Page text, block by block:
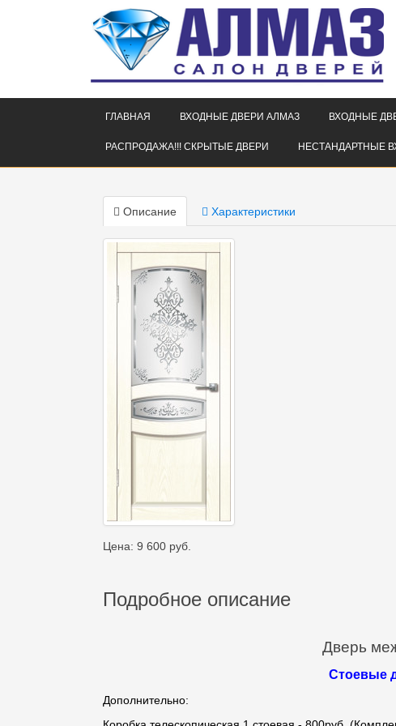
ГЛАВНАЯ ВХОДНЫЕ ДВЕРИ АЛМАЗ ВХОДНЫЕ
РАСПРОДАЖА!!! СКРЫТЫЕ ДВЕРИ НЕСТАНДАРТНЫЕ
Описание Характеристики
Цена: 9 600 руб.
Подробное описание
Дверь
Стоевые
Дополнительно: